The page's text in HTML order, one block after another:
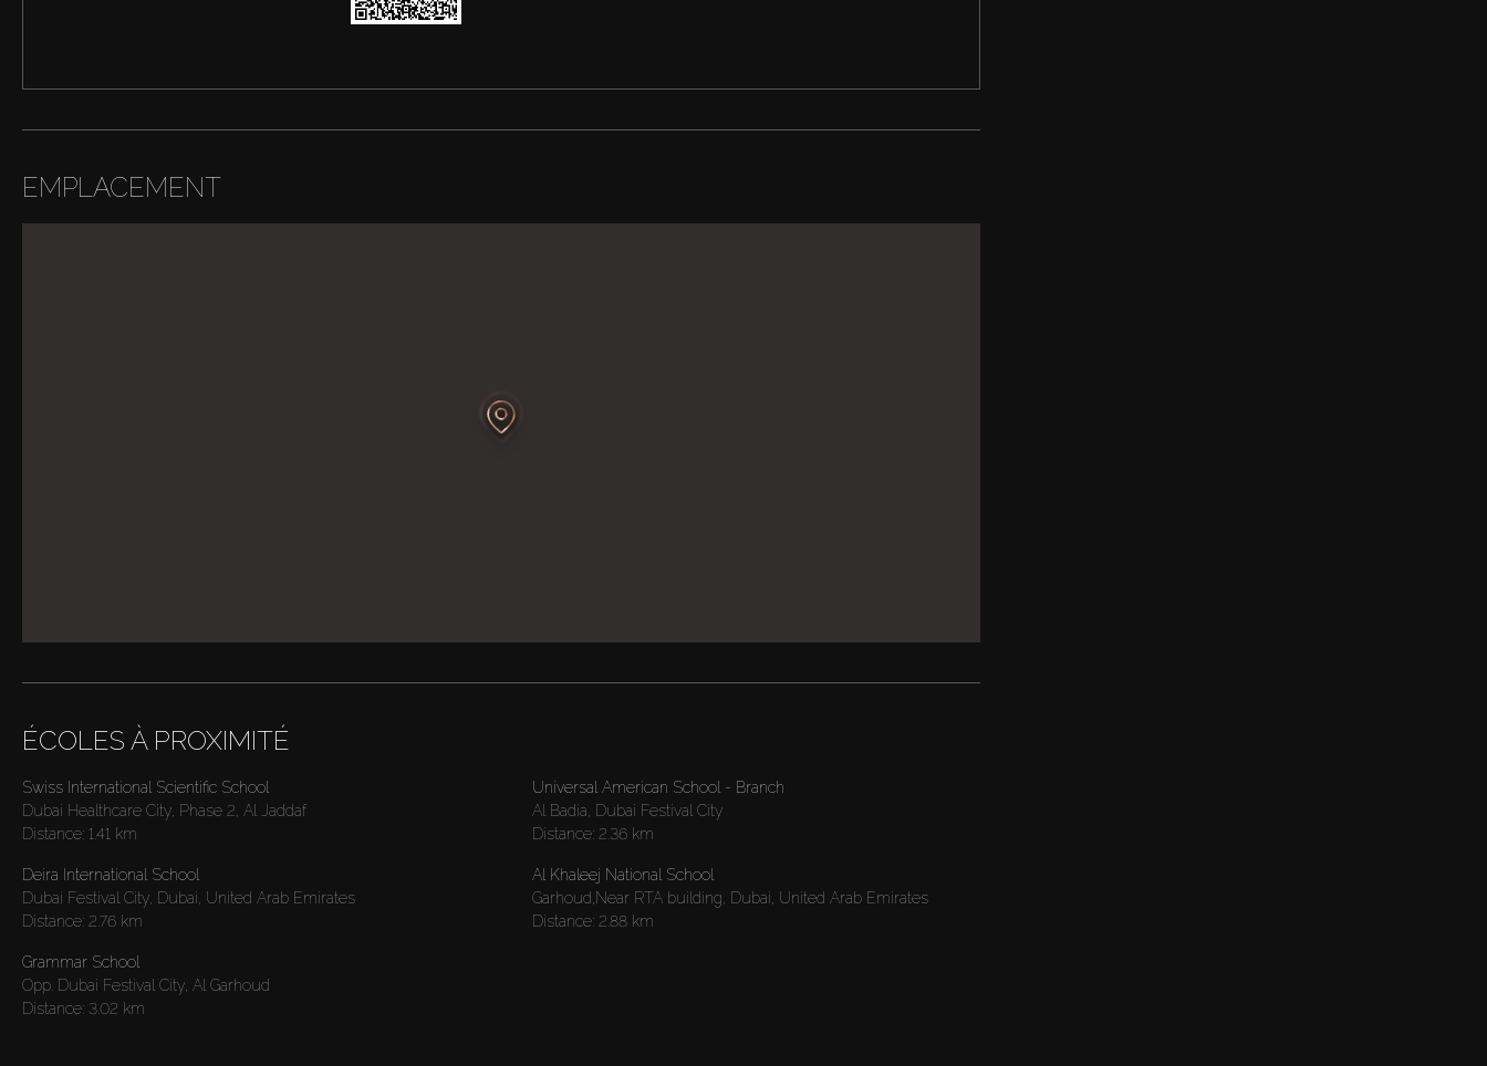
EMPLACEMENT
ÉCOLES À PROXIMITÉ
Swiss International Scientific School
Dubai Healthcare City, Phase 2, Al Jaddaf
Distance: 1.41 km
Universal American School - Branch
Al Badia, Dubai Festival City
Distance: 2.36 km
Deira International School
Dubai Festival City, Dubai, United Arab Emirates
Distance: 2.76 km
Al Khaleej National School
Garhoud,Near RTA building, Dubai, United Arab Emirates
Distance: 2.88 km
Grammar School
Opp. Dubai Festival City, Al Garhoud
Distance: 3.02 km